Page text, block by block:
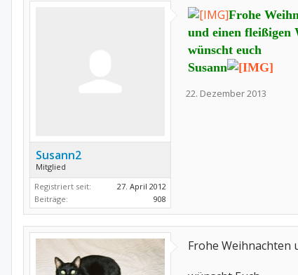
Susann2
Mitglied
Registriert seit:
27. April 2012
Beiträge:
908
Frohe
und einen fleißigen
wünscht euch
Susann
22. Dezember 2013
Frohe Weihnachten